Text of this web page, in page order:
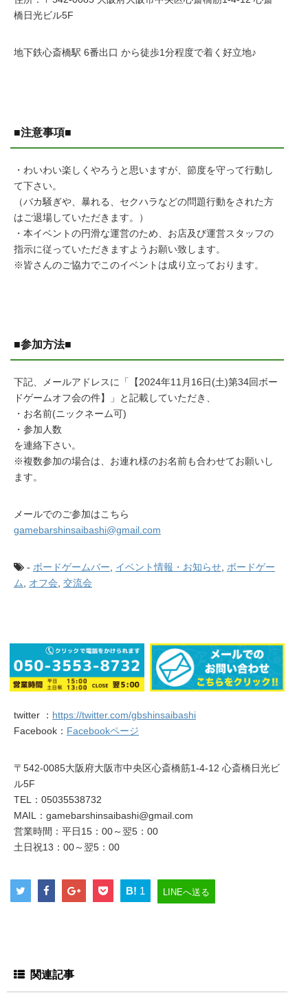
橋日光ビル5F
地下鉄心斎橋駅 6番出口 から徒歩1分程度で着く好立地♪
■注意事項■
・わいわい楽しくやろうと思いますが、節度を守って行動し
て下さい。
（バカ騒ぎや、暴れる、セクハラなどの問題行動をされた方
はご退場していただきます。）
・本イベントの円滑な運営のため、お店及び運営スタッフの
指示に従っていただきますようお願い致します。
※皆さんのご協力でこのイベントは成り立っております。
■参加方法■
下記、メールアドレスに「【2024年11月16日(土)第34回ボー
ドゲームオフ会の件】」と記載していただき、
・お名前(ニックネーム可)
・参加人数
を連絡下さい。
※複数参加の場合は、お連れ様のお名前も合わせてお願いし
ます。
メールでのご参加はこちら
gamebarshinsaibashi@gmail.com
- ボードゲームバー イベント情報・お知らせ ボードゲー
ム
オフ会 交流会
twitter ： https://twitter.com/gbshinsaibashi
Facebook： Facebookページ
〒542-0085大阪府大阪市中央区心斎橋筋1-4-12 心斎橋日光ビ
ル5F
TEL：05035538732
MAIL：gamebarshinsaibashi@gmail.com
営業時間：平日15：00～翌5：00
土日祝13：00～翌5：00
B! 1 LINEへ送る
関連記事